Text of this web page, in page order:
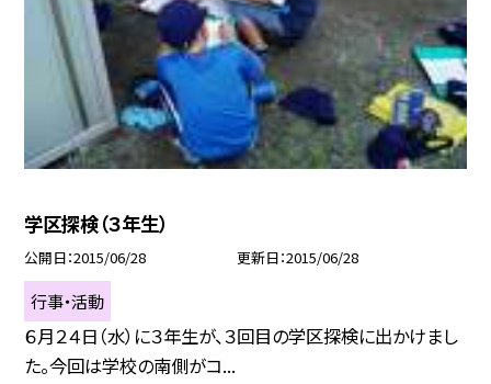
学区探検（３年生）
公開日 2015/06/28 更新日 2015/06/28
行事・活動
６月２４日（水）に３年生が、３回目の学区探検に出かけまし
た。今回は学校の南側がコ...